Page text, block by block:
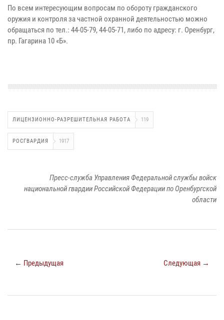
По всем интересующим вопросам по обороту гражданского
оружия и контроля за частной охранной деятельностью можно
обращаться по тел.: 44-05-79, 44-05-71, либо по адресу: г. Оренбург,
пр. Гагарина 10 «Б».
ЛИЦЕНЗИОННО-РАЗРЕШИТЕЛЬНАЯ РАБОТА 119
РОСГВАРДИЯ 1917
Пресс-служба Управления Федеральной службы войск
национальной гвардии Российской Федерации по Оренбургской
области
← Предыдущая Следующая →